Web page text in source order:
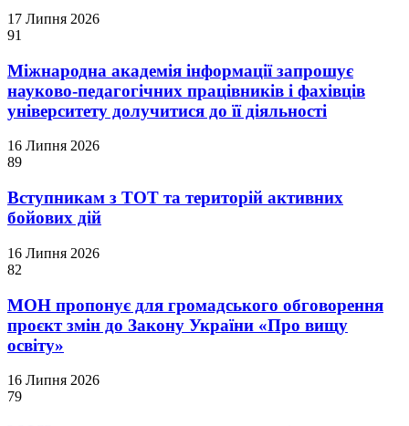
17 Липня 2026
91
Міжнародна академія інформації запрошує
науково-педагогічних працівників і фахівців
університету долучитися до її діяльності
16 Липня 2026
89
Вступникам з ТОТ та територій активних
бойових дій
16 Липня 2026
82
МОН пропонує для громадського обговорення
проєкт змін до Закону України «Про вищу
освіту»
16 Липня 2026
79